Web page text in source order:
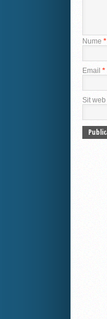
Nume *
Email *
Sit web